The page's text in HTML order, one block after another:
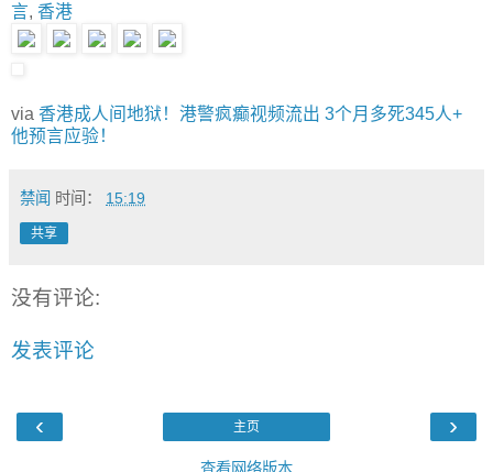
言, 香港
via 香港成人间地狱！港警疯癫视频流出 3个月多死345人+
他预言应验！
禁闻 时间： 15:19
共享
没有评论:
发表评论
‹ ›
主页
查看网络版本